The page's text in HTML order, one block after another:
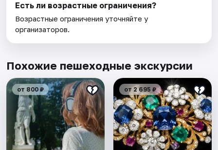
Есть ли возрастные ограничения?
Возрастные ограничения уточняйте у
организаторов.
Похожие пешеходные экскурсии
от 800 ₽ от 2 695 ₽